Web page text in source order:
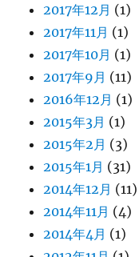
2017年12月 (1)
2017年11月 (1)
2017年10月 (1)
2017年9月 (11)
2016年12月 (1)
2015年3月 (1)
2015年2月 (3)
2015年1月 (31)
2014年12月 (11)
2014年11月 (4)
2014年4月 (1)